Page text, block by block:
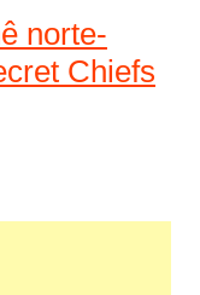
norte-
Chiefs